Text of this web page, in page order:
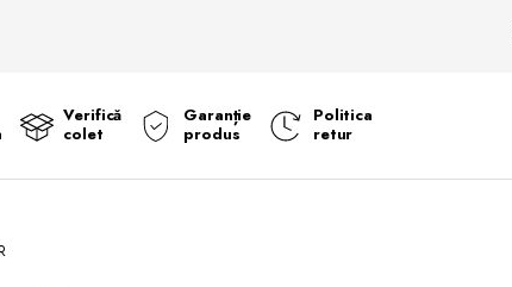
Verifică
colet
Garanție
produs
Politica
retur